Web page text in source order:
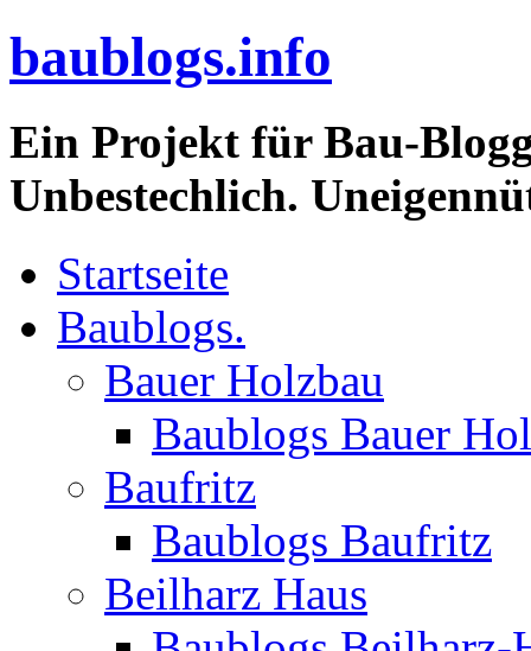
baublogs.info
Ein Projekt für Bau-
Unbestechlich.
Startseite
Baublogs.
Bauer Holzbau
Baublogs Bauer
Baufritz
Baublogs Baufritz
Beilharz Haus